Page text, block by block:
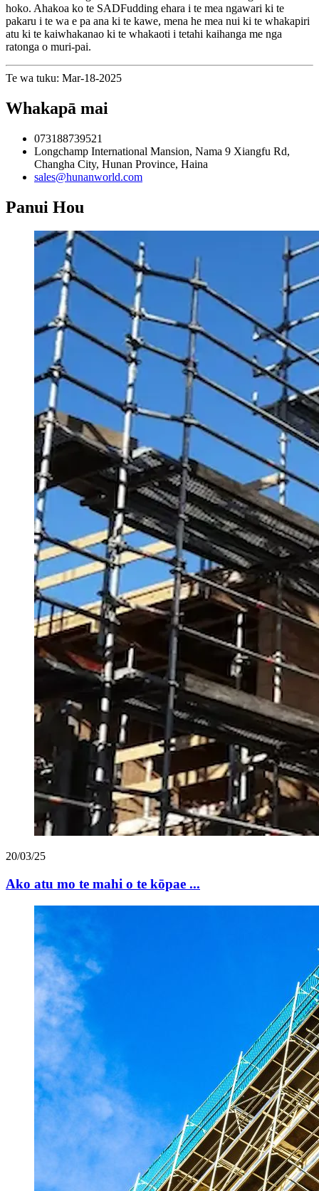
hoko. Ahakoa ko te SADFudding ehara i te mea ngawari ki te
pakaru i te wa e pa ana ki te kawe, mena he mea nui ki te whakapiri
atu ki te kaiwhakanao ki te whakaoti i tetahi kaihanga me nga
ratonga o muri-pai.
Te wa tuku: Mar-18-2025
Whakapā mai
073188739521
Longchamp International Mansion, Nama 9 Xiangfu Rd,
Changha City, Hunan Province, Haina
sales@hunanworld.com
Panui Hou
20/03/25
Ako atu mo te mahi o te kōpae ...